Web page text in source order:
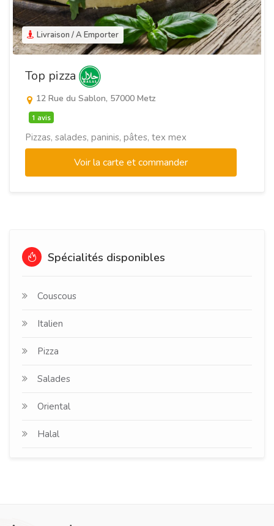
Livraison / A Emporter
Top pizza
12 Rue du Sablon, 57000 Metz
1 avis
Pizzas, salades, paninis, pâtes, tex mex
Voir la carte et commander
Spécialités disponibles
Couscous
Italien
Pizza
Salades
Oriental
Halal